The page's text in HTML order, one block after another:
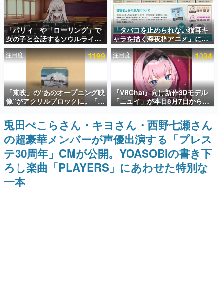
電ファミのいま読まれている記事ランキング
アプリセール情報
インタビュー
連載・特集一覧
殿堂入り記事
SNS拡散数が数千以上！ ページビュー数万以上！ などな
ど。多くの人々に読まれた、電ファミ渾身の“殿堂入り”記
事をまとめました。
ゲームの企画書
名作ゲームクリエイターの方々に製作時のエピソードをお
聞きし、ヒットする企画（ゲーム）とは何か？を探ってい
きます。
赫本
この物語を解いてはいけない。『赫本』は、〈試験問題〉
「パリィ」や「ローリング」で
女の子と会話するソウルライク
恋愛ゲーム『小早川さんはソウ
ルライク』無料公開。返事に失
敗すると「YOU DIED」
「タバコを止められない猫耳キ
ャラを描く深夜枠アニメ」に視
聴者の一部から批判意見。違法
薬物の使用と思しき描写も含め
て、BPOが議論を交わす
注目度 1199
「東映」の“あのオープニング映
像”がアクリルブロックに。「東
映ヒストリカル グッズコレクシ
ョン」が8月下旬より発売
注目度 1034
『VRChat』向け新作3Dモデル
「ニュイ」が本日8月7日から
BOOTHにて発売。瞳に光る星
や感情豊かな表情が、小悪魔か
わいい
兎田ぺこらさん・キヨさん・西野七瀬さん
の超豪華メンバーが声優出演する「プレス
テ30周年」CMが公開。YOASOBIの書き下
ろし楽曲「PLAYERS」にあわせた特別な
一本